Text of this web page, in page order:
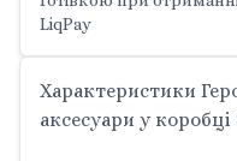
LiqPay
Характеристики
аксесуари у